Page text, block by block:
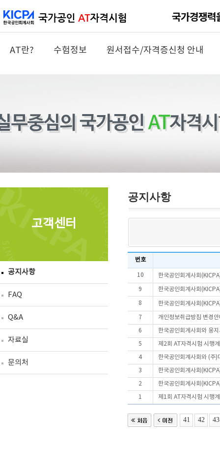
AT란? 수험정보 원서접수/자격증신청 안내
고객센터
공지사항
FAQ
Q&A
자료실
문의처
공지사항
번호
10 한국공인회계사회
9 한국공인회계사회
8 한국공인회계사회
7 개인정보취급방침 변경안
6 한국공인회계사회와 웅
5 제2회 AT자격시험 시행
4 한국공인회계사회와 (주)
3 한국공인회계사회
2 한국공인회계사회
1 제1회 AT자격시험 시행
41 42 43